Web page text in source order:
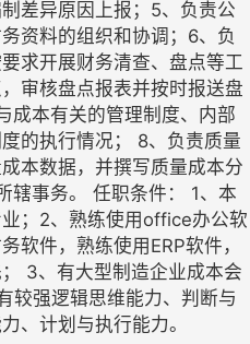
差异原因上报；5、负责公
资料的组织和协调；6、负
求开展财务清查、盘点等工
审核盘点报表并按时报送盘
成本有关的管理制度、内部
的执行情况； 8、负责质量
本数据，并撰写质量成本分
辖事务。 任职条件： 1、本
；2、熟练使用office办公软
软件，熟练使用ERP软件，
3、有大型制造企业成本会
较强逻辑思维能力、判断与
、计划与执行能力。